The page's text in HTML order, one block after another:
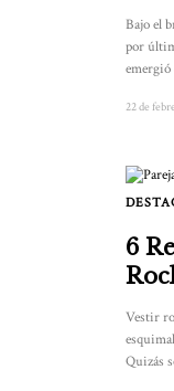
Bajo el
por
emergió
22 de
6
Vestir
Quizás